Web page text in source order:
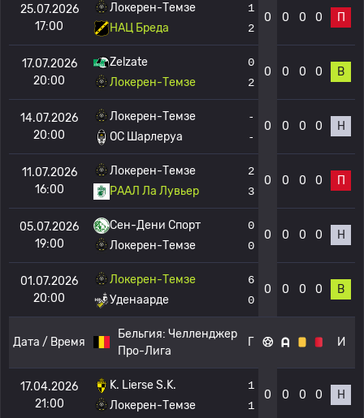
25.07.2026
17:00
Локерен-Темзе
НАЦ Бреда
1
2
0 0 0 0 П
17.07.2026
20:00
Zelzate
Локерен-Темзе
0
2
0 0 0 0 В
14.07.2026
20:00
Локерен-Темзе
OC Шарлеруа
-
-
0 0 0 0 Н
11.07.2026
16:00
Локерен-Темзе
РААЛ Ла Лувьер
2
3
0 0 0 0 П
05.07.2026
19:00
Сен-Дени Спорт
Локерен-Темзе
0
0
0 0 0 0 Н
01.07.2026
20:00
Локерен-Темзе
Уденаарде
6
0
0 0 0 0 В
Дата / Время
Бельгия: Челленджер
Про-Лига
Г И
17.04.2026
21:00
K. Lierse S.K.
Локерен-Темзе
1
1
0 0 0 0 Н